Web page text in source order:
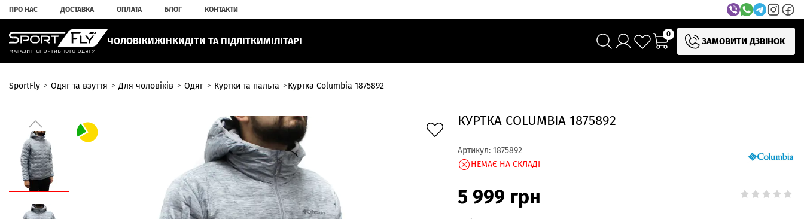
ПРО НАС ДОСТАВКА ОПЛАТА БЛОГ КОНТАКТИ
ЧОЛОВІКИЖІНКИДІТИ ТА ПІДЛІТКИМІЛІТАРІ
0
ЗАМОВИТИ ДЗВІНОК
SportFly Одяг та взуття Для чоловіків Одяг Куртки та пальта Куртка Columbia 1875892
КУРТКА COLUMBIA 1875892
Артикул: 1875892
НЕМАЄ НА СКЛАДІ
5 999 грн